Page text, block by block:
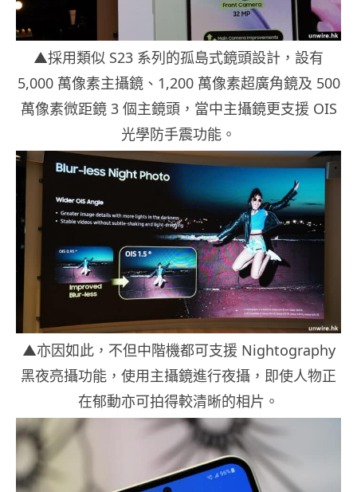
▲採用類似 S23 系列的孤島式鏡頭設計，設有
5,000 萬像素主攝鏡、1,200 萬像素超廣角鏡及 500
萬像素微距鏡 3 個主鏡頭，當中主攝鏡更支援 OIS
光學防手震功能。
▲亦因如此，不但中階機都可支援 Nightography
黑夜亮攝功能，使用主攝鏡進行夜攝，即使人物正
在郁動亦可拍得較清晰的相片。